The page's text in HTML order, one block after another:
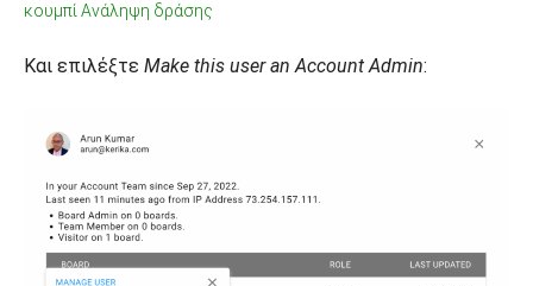
κουμπί Ανάληψη δράσης
Και επιλέξτε Make this user an Account Admin: